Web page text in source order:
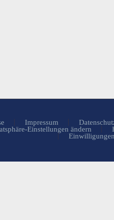
Impressum
Einstellungen ändern